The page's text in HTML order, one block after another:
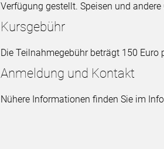
Verfügung gestellt. Speisen und
Kursgebühr
Die Teilnahmegebühr beträgt 150
Anmeldung und Kontakt
Nühere Informationen finden Sie im